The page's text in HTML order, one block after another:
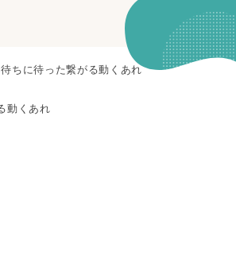
待ちに待った繋がる動くあれ